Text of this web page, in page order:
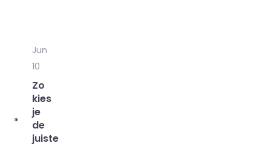
Jun
10
Zo
kies
je
de
juiste